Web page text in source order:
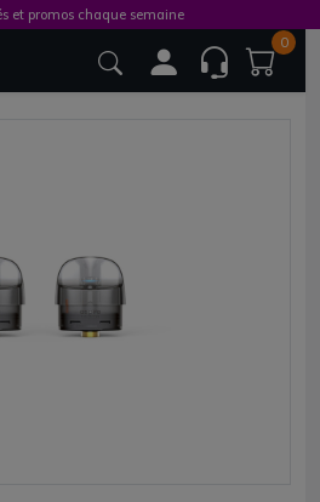
0
et promos chaque semaine